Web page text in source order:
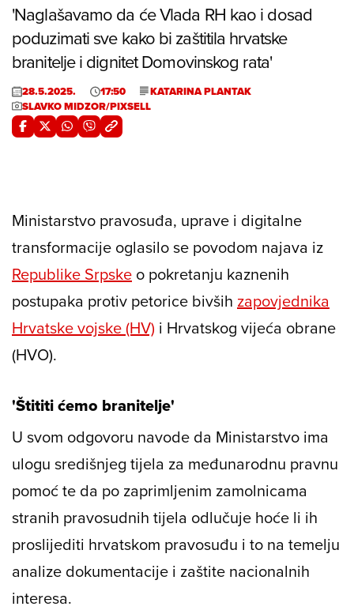
'Naglašavamo da će Vlada RH kao i dosad
poduzimati sve kako bi zaštitila hrvatske
branitelje i dignitet Domovinskog rata'
28.5.2025. 17:50
KATARINA PLANTAK
SLAVKO MIDZOR/PIXSELL
Ministarstvo pravosuđa, uprave i digitalne
transformacije oglasilo se povodom najava iz
Republike Srpske o pokretanju kaznenih
postupaka protiv petorice bivših zapovjednika
Hrvatske vojske (HV) i Hrvatskog vijeća obrane
(HVO).
'Štititi ćemo branitelje'
U svom odgovoru navode da Ministarstvo ima
ulogu središnjeg tijela za međunarodnu pravnu
pomoć te da po zaprimljenim zamolnicama
stranih pravosudnih tijela odlučuje hoće li ih
proslijediti hrvatskom pravosuđu i to na temelju
analize dokumentacije i zaštite nacionalnih
interesa.